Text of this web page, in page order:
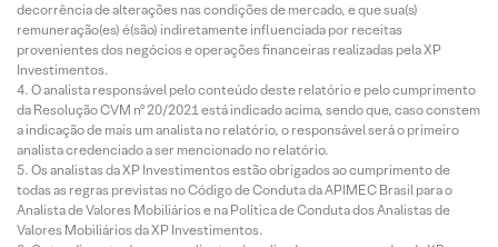
decorrência de alterações nas condições de mercado, e que sua(s)
remuneração(es) é(são) indiretamente influenciada por receitas
provenientes dos negócios e operações financeiras realizadas pela XP
Investimentos.
O analista responsável pelo conteúdo deste relatório e pelo cumprimento
da Resolução CVM nº 20/2021 está indicado acima, sendo que, caso constem
a indicação de mais um analista no relatório, o responsável será o primeiro
analista credenciado a ser mencionado no relatório.
Os analistas da XP Investimentos estão obrigados ao cumprimento de
todas as regras previstas no Código de Conduta da APIMEC Brasil para o
Analista de Valores Mobiliários e na Política de Conduta dos Analistas de
Valores Mobiliários da XP Investimentos.